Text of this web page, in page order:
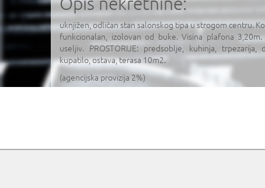
uknjižen, odličan stan salonskog tipa u strogom centru.
funkcionalan, izolovan od buke. Visina plafona
useljiv. PROSTORIJE: predsoblje, kuhinja,
kupatilo, ostava, terasa 10m2.
(agencijska provizija 2%)